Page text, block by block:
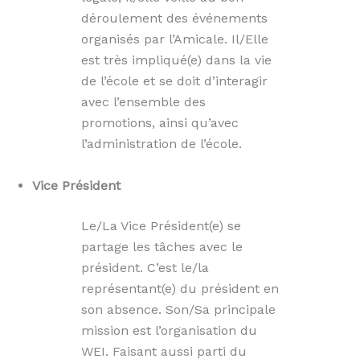
déroulement des événements
organisés par l’Amicale. Il/Elle
est très impliqué(e) dans la vie
de l’école et se doit d’interagir
avec l’ensemble des
promotions, ainsi qu’avec
l’administration de l’école.
Vice Président
Le/La Vice Président(e) se
partage les tâches avec le
président. C’est le/la
représentant(e) du président en
son absence. Son/Sa principale
mission est l’organisation du
WEI. Faisant aussi parti du